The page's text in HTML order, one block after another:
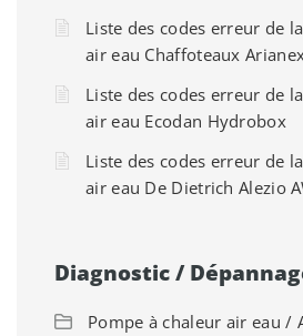
Liste des codes erreur de
air eau Chaffoteaux
Liste des codes erreur de
air eau Ecodan Hydrobox
Liste des codes erreur de
air eau De Dietrich Alezio
Diagnostic /
Pompe à chaleur air eau /